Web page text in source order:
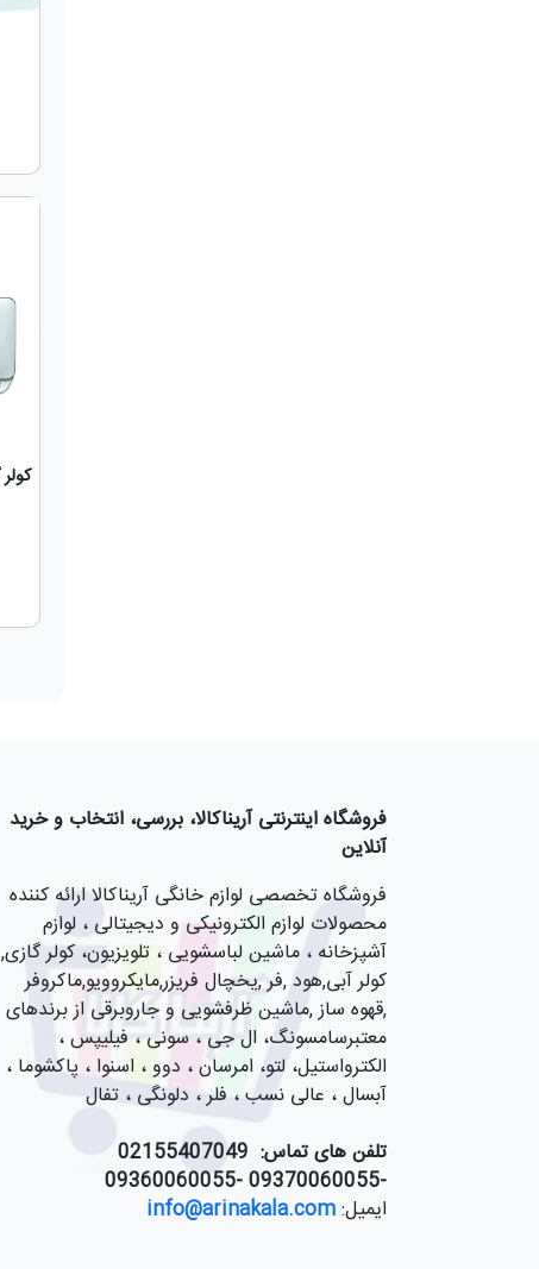
فروشگاه اینترنتی آریناکالا، بررسی، انتخاب و خرید
آنلاین
فروشگاه تخصصی لوازم خانگی آریناکالا ارائه کننده
محصولات لوازم الکترونیکی و دیجیتالی ، لوازم
آشپزخانه ، ماشین لباسشویی ، تلویزیون، کولر گازی,
کولر آبی,هود ,فر ,یخچال فریزر,مایکروویو,ماکروفر
,قهوه ساز ,ماشین ظرفشویی و جاروبرقی از برندهای
معتبرسامسونگ، ال جی ، سونی ، فیلیپس ،
الکترواستیل، لتو، امرسان ، دوو ، اسنوا ، پاکشوما ،
آبسال ، عالی نسب ، فلر ، دلونگی ، تفال
تلفن های تماس:
02155407049
-09370060055 -09360060055
ایمیل:info@arinakala.com